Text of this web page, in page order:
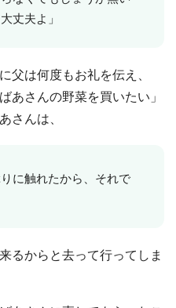
丈夫よ」
父は何度もお礼を伝え、
あさんの野菜を買いたい」
さんは、
に触れたから、それで
るからと去って行ってしま